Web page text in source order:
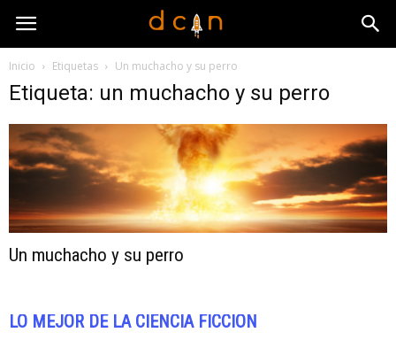
Inicio Etiquetas Un muchacho y su perro
Etiqueta: un muchacho y su perro
Un muchacho y su perro
LO MEJOR DE LA CIENCIA FICCIÓN